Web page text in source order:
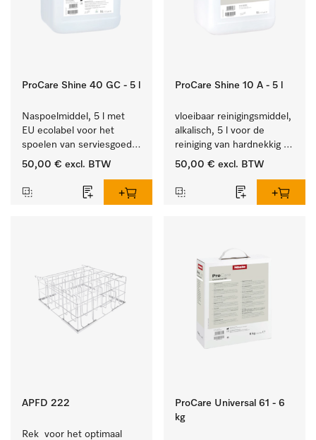
ProCare Shine 40 GC - 5 l
Naspoelmiddel, 5 l met
EU ecolabel voor het
spoelen van serviesgoed,
bestek en glazen.
50,00 € excl. BTW
ProCare Shine 10 A - 5 l
vloeibaar reinigingsmiddel,
alkalisch, 5 l voor de
reiniging van hardnekkig
vuil op serviesgoed,
50,00 € excl. BTW
APFD 222
Rek  voor het optimaal
ProCare Universal 61 - 6
kg